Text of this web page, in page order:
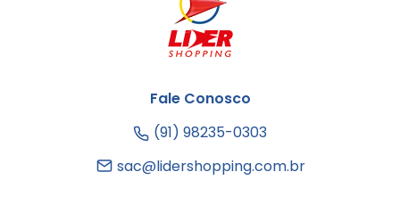
Fale Conosco
(91) 98235-0303
sac@lidershopping.com.br